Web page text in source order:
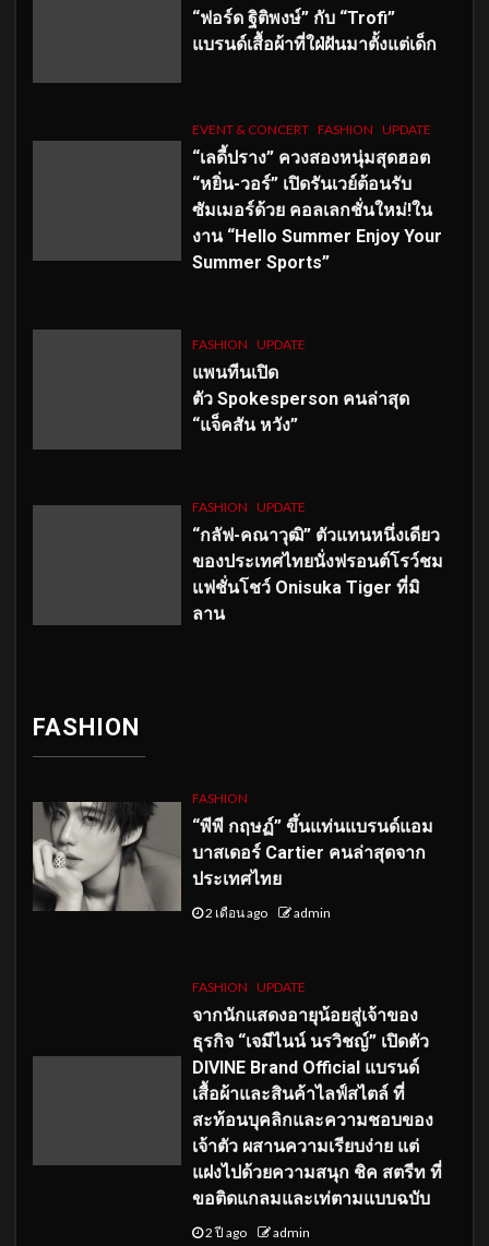
“ฟอร์ด ฐิติพงษ์” กับ “Trofi”
แบรนด์เสื้อผ้าที่ใฝ่ฝันมาตั้งแต่เด็ก
EVENT & CONCERT FASHION UPDATE
“เลดี้ปราง” ควงสองหนุ่มสุดฮอต
“หยิ่น-วอร์” เปิดรันเวย์ต้อนรับ
ซัมเมอร์ด้วย คอลเลกชั่นใหม่!ใน
งาน “Hello Summer Enjoy Your
Summer Sports”
FASHION UPDATE
แพนทีนเปิด
ตัว Spokesperson คนล่าสุด
“แจ็คสัน หวัง”
FASHION UPDATE
“กลัฟ-คณาวุฒิ” ตัวแทนหนึ่งเดียว
ของประเทศไทยนั่งฟรอนต์โรว์ชม
แฟชั่นโชว์ Onisuka Tiger ที่มิ
ลาน
FASHION
FASHION
“พีพี กฤษฏ์” ขึ้นแท่นแบรนด์แอม
บาสเดอร์ Cartier คนล่าสุดจาก
ประเทศไทย
2 เดือน ago admin
FASHION UPDATE
จากนักแสดงอายุน้อยสู่เจ้าของ
ธุรกิจ “เจมีไนน์ นรวิชญ์” เปิดตัว
DIVINE Brand Official แบรนด์
เสื้อผ้าและสินค้าไลฟ์สไตล์ ที่
สะท้อนบุคลิกและความชอบของ
เจ้าตัว ผสานความเรียบง่าย แต่
แฝงไปด้วยความสนุก ชิค สตรีท ที่
ขอติดแกลมและเท่ตามแบบฉบับ
2 ปี ago admin